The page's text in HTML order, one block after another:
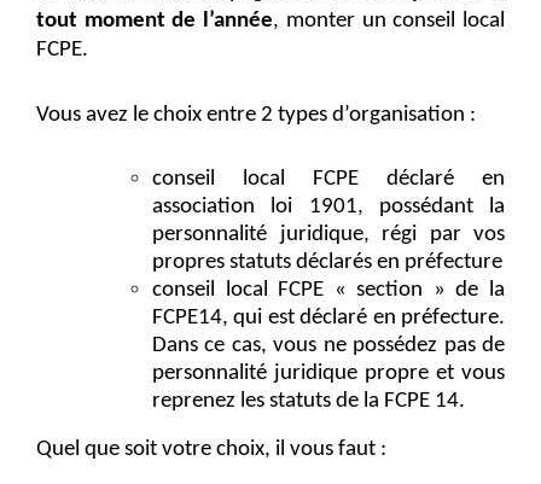
tout moment de l’année, monter un conseil local
FCPE.
Vous avez le choix entre 2 types d’organisation :
conseil local FCPE déclaré en
association loi 1901, possédant la
personnalité juridique, régi par vos
propres statuts déclarés en préfecture
conseil local FCPE « section » de la
FCPE14, qui est déclaré en préfecture.
Dans ce cas, vous ne possédez pas de
personnalité juridique propre et vous
reprenez les statuts de la FCPE 14.
Quel que soit votre choix, il vous faut :